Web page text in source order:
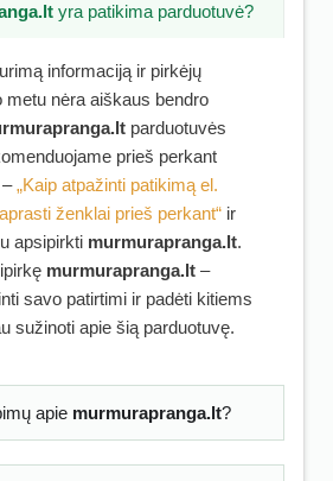
yra patikima parduotuvė?
informaciją ir pirkėjų
metu nėra aiškaus bendro
parduotuvės
prieš perkant
–„Kaip atpažinti patikimą el.
ženklai prieš perkant“ ir
apsipirkti murmurapranga.lt.
murmurapranga.lt –
savo patirtimi ir padėti kitiems
sužinoti apie šią parduotuvę.
apie murmurapranga.lt?